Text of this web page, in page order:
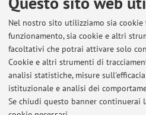
Nel nostro sito utilizziamo sia cookie
funzionamento, sia cookie e altri
facoltativi che potrai attivare solo
Cookie e altri strumenti di
analisi statistiche, misure
istituzionale e analisi dei
Se chiudi questo banner continuerai
Multidimensional development and
provinces , «REGIONAL
[articolo] Open Access
Pubblicazioni